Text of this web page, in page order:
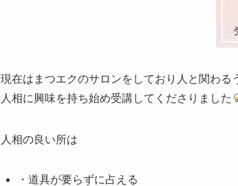
現在はまつエクのサロンをしており人と関わる
人相に興味を持ち始め受講してくださりました
人相の良い所は
・道具が要らずに占える